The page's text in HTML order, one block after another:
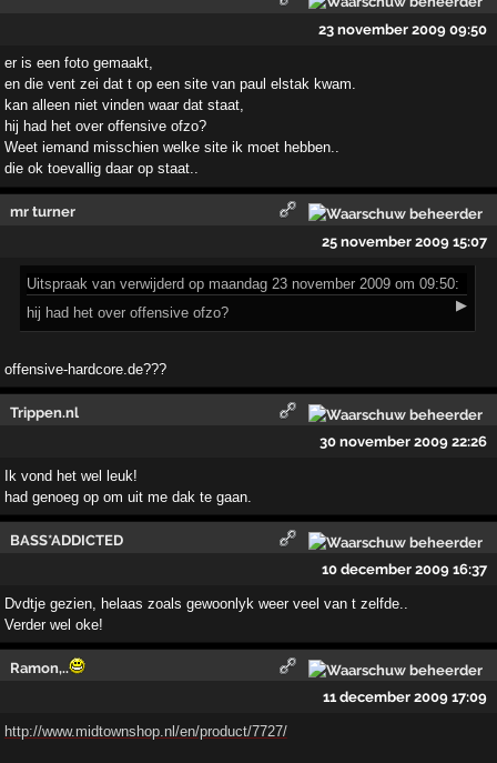
23 november 2009 09:50
er is een foto gemaakt,
en die vent zei dat t op een site van paul elstak kwam.
kan alleen niet vinden waar dat staat,
hij had het over offensive ofzo?
Weet iemand misschien welke site ik moet hebben..
die ok toevallig daar op staat..
mr turner
25 november 2009 15:07
Uitspraak van verwijderd op maandag 23 november 2009 om 09:50:
▶
hij had het over offensive ofzo?
offensive-hardcore.de???
Trippen.nl
30 november 2009 22:26
Ik vond het wel leuk!
had genoeg op om uit me dak te gaan.
BASS*ADDICTED
10 december 2009 16:37
Dvdtje gezien, helaas zoals gewoonlyk weer veel van t zelfde..
Verder wel oke!
Ramon,..
11 december 2009 17:09
http://www.midtownshop.nl/en/product/7727/